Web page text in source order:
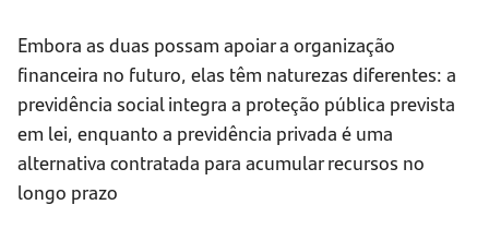
Embora as duas possam apoiar a organização
financeira no futuro, elas têm naturezas diferentes: a
previdência social integra a proteção pública prevista
em lei, enquanto a previdência privada é uma
alternativa contratada para acumular recursos no
longo prazo